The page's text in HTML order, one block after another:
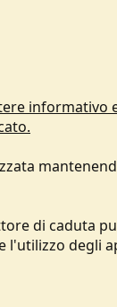
informativo
di caduta
degli